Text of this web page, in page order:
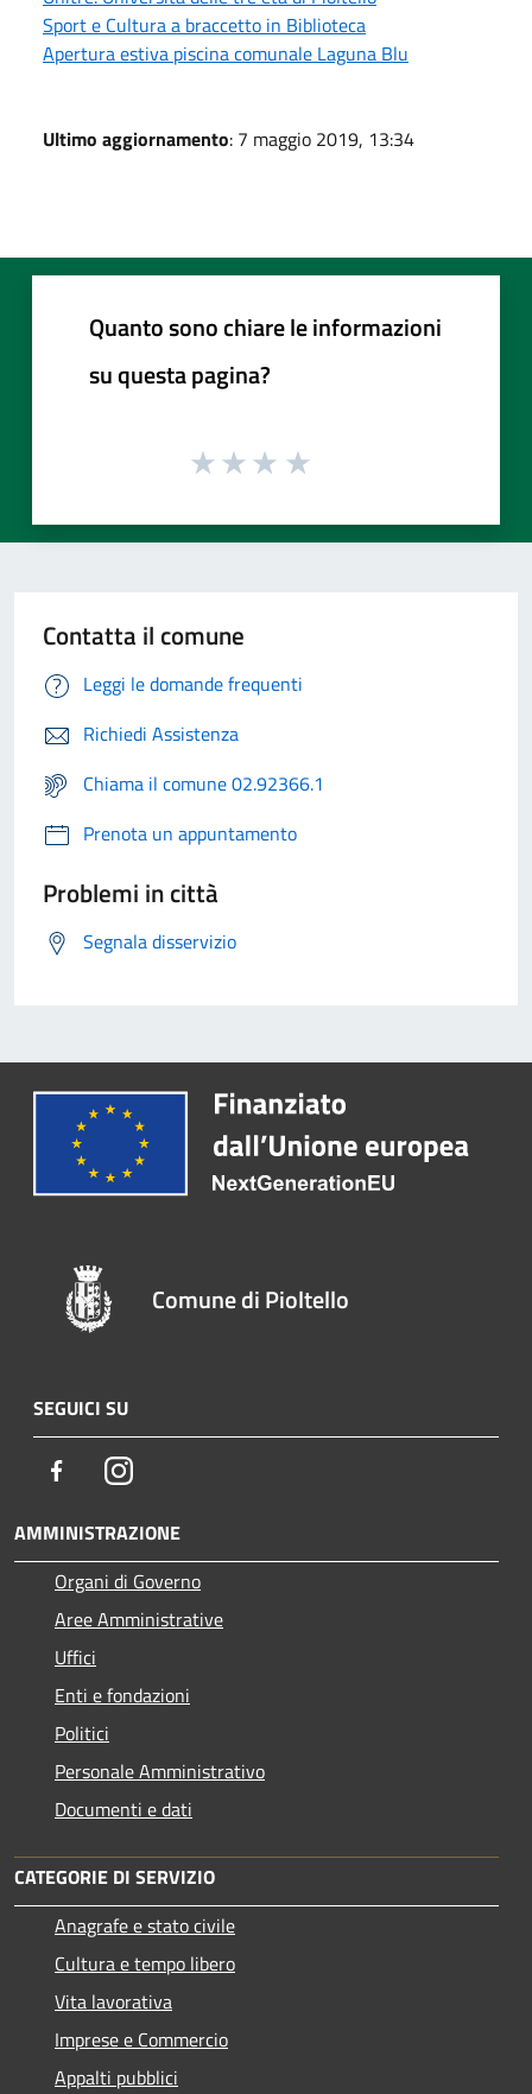
Sport e Cultura a braccetto in Biblioteca
Apertura estiva piscina comunale Laguna Blu
Ultimo aggiornamento: 7 maggio 2019, 13:34
Quanto sono chiare le informazioni
su questa pagina?
Contatta il comune
Leggi le domande frequenti
Richiedi Assistenza
Chiama il comune 02.92366.1
Prenota un appuntamento
Problemi in città
Segnala disservizio
Comune di Pioltello
SEGUICI SU
FacebookInstagram
AMMINISTRAZIONE
Organi di Governo
Aree Amministrative
Uffici
Enti e fondazioni
Politici
Personale Amministrativo
Documenti e dati
CATEGORIE DI SERVIZIO
Anagrafe e stato civile
Cultura e tempo libero
Vita lavorativa
Imprese e Commercio
Appalti pubblici